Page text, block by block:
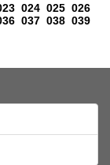
024 025 026
037 038 039